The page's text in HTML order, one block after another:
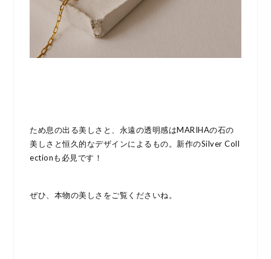
ため息の出る美しさと、永遠の透明感はMARIHAの石の
美しさと恒久的なデザインによるもの。新作のSilver Coll
ectionも必見です！
ぜひ、本物の美しさをご覧くださいね。